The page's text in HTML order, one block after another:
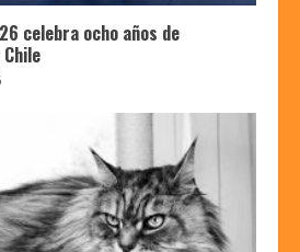
celebra ocho años de